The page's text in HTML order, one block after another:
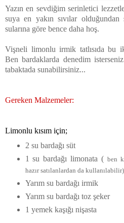
Yazın en sevdiğim serinletici
suya en yakın sıvılar
sularına göre bence daha hoş.
Vişneli limonlu irmik tatlısıda bu
Ben bardaklarda denedim
tabaktada sunabilirsiniz...
Gereken Malzemeler:
Limonlu kısım için;
2 su bardağı süt
1 su bardağı limonata ( ben
hazır satılanlardan da kullanılabilir)
Yarım su bardağı irmik
Yarım su bardağı toz şeker
1 yemek kaşığı nişasta